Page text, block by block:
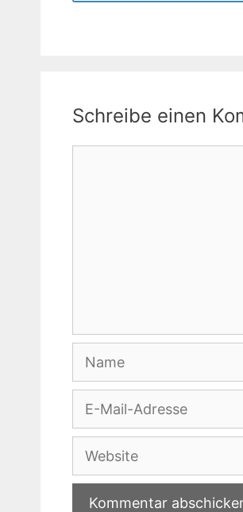
Schreibe einen
Adresse
Website